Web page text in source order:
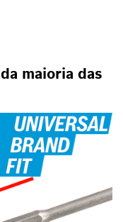
maioria das